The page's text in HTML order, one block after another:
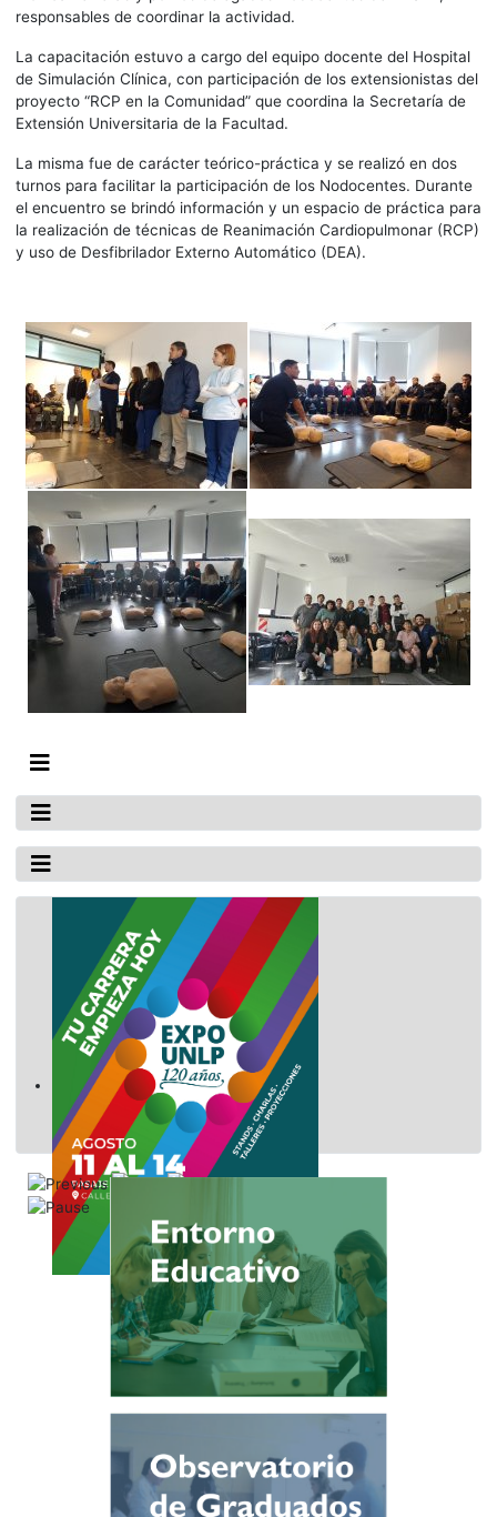
responsables de coordinar la actividad.
La capacitación estuvo a cargo del equipo docente del Hospital
de Simulación Clínica, con participación de los extensionistas del
proyecto “RCP en la Comunidad” que coordina la Secretaría de
Extensión Universitaria de la Facultad.
La misma fue de carácter teórico-práctica y se realizó en dos
turnos para facilitar la participación de los Nodocentes. Durante
el encuentro se brindó información y un espacio de práctica para
la realización de técnicas de Reanimación Cardiopulmonar (RCP)
y uso de Desfibrilador Externo Automático (DEA).